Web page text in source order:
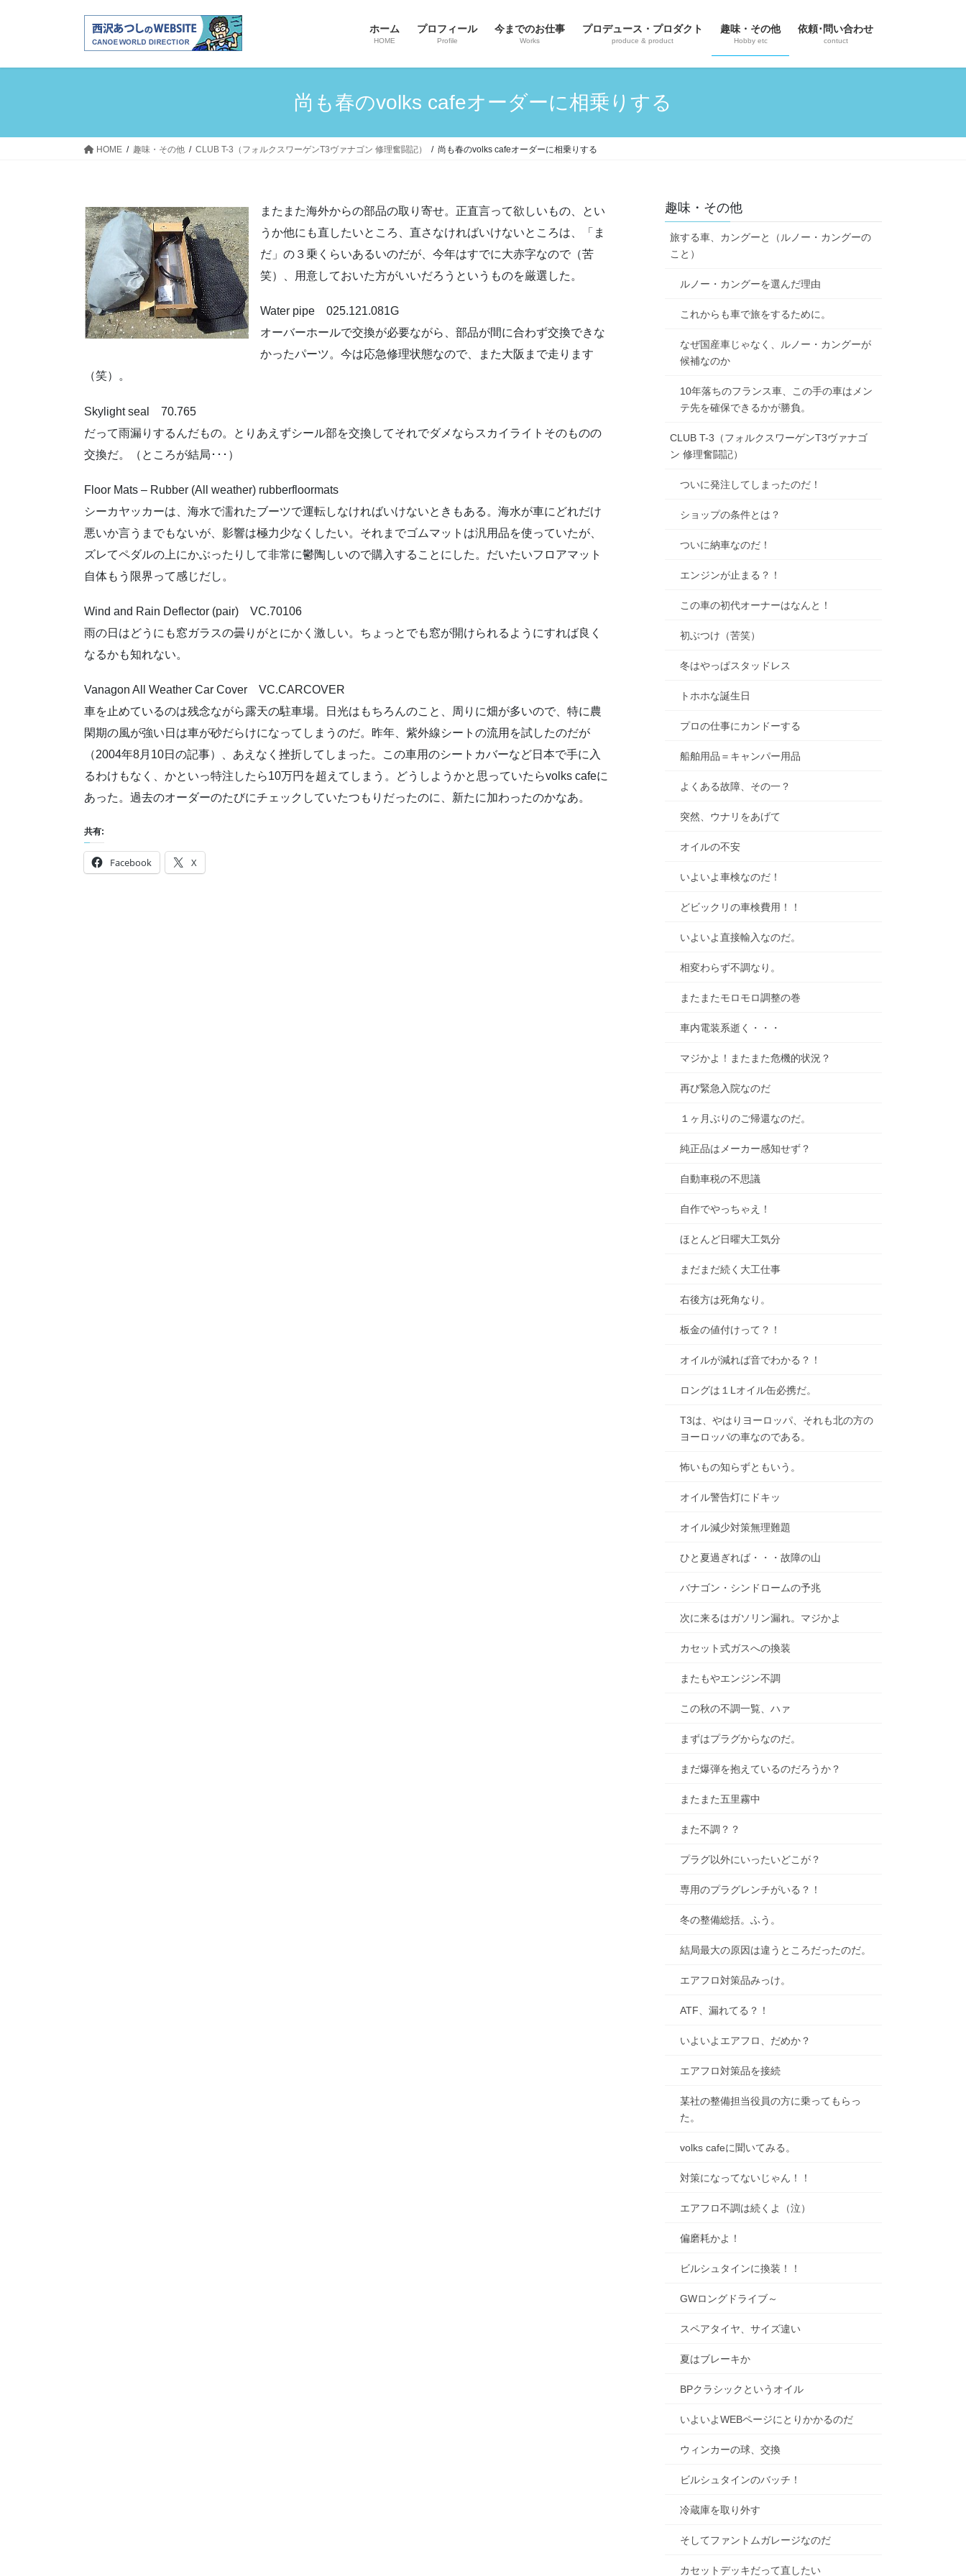
ホーム
HOME
プロフィール
Profile
今までのお仕事
Works
プロデュース・プロダクト
produce & product
趣味・その他
Hobby etc
依頼･問い合わせ
contuct
尚も春のvolks cafeオーダーに相乗りする
HOME 趣味・その他 CLUB T-3（フォルクスワーゲンT3ヴァナゴン 修理奮闘記） 尚も春のvolks cafeオーダーに相乗りする
またまた海外からの部品の取り寄せ。正直言って欲しいもの、とい
うか他にも直したいところ、直さなければいけないところは、「ま
だ」の３乗くらいあるいのだが、今年はすでに大赤字なので（苦
笑）、用意しておいた方がいいだろうというものを厳選した。
Water pipe 025.121.081G
オーバーホールで交換が必要ながら、部品が間に合わず交換できな
かったパーツ。今は応急修理状態なので、また大阪まで走ります
（笑）。
Skylight seal 70.765
だって雨漏りするんだもの。とりあえずシール部を交換してそれでダメならスカイライトそのものの
交換だ。（ところが結局･･･）
Floor Mats – Rubber (All weather) rubberfloormats
シーカヤッカーは、海水で濡れたブーツで運転しなければいけないときもある。海水が車にどれだけ
悪いか言うまでもないが、影響は極力少なくしたい。それまでゴムマットは汎用品を使っていたが、
ズレてペダルの上にかぶったりして非常に鬱陶しいので購入することにした。だいたいフロアマット
自体もう限界って感じだし。
Wind and Rain Deflector (pair) VC.70106
雨の日はどうにも窓ガラスの曇りがとにかく激しい。ちょっとでも窓が開けられるようにすれば良く
なるかも知れない。
Vanagon All Weather Car Cover VC.CARCOVER
車を止めているのは残念ながら露天の駐車場。日光はもちろんのこと、周りに畑が多いので、特に農
閑期の風が強い日は車が砂だらけになってしまうのだ。昨年、紫外線シートの流用を試したのだが
（2004年8月10日の記事）、あえなく挫折してしまった。この車用のシートカバーなど日本で手に入
るわけもなく、かといっ特注したら10万円を超えてしまう。どうしようかと思っていたらvolks cafeに
あった。過去のオーダーのたびにチェックしていたつもりだったのに、新たに加わったのかなあ。
共有:
Facebook X
趣味・その他
旅する車、カングーと（ルノー・カングーの
こと）
ルノー・カングーを選んだ理由
これからも車で旅をするために。
なぜ国産車じゃなく、ルノー・カングーが
候補なのか
10年落ちのフランス車、この手の車はメン
テ先を確保できるかが勝負。
CLUB T-3（フォルクスワーゲンT3ヴァナゴ
ン 修理奮闘記）
ついに発注してしまったのだ！
ショップの条件とは？
ついに納車なのだ！
エンジンが止まる？！
この車の初代オーナーはなんと！
初ぶつけ（苦笑）
冬はやっぱスタッドレス
トホホな誕生日
プロの仕事にカンドーする
船舶用品＝キャンパー用品
よくある故障、その一？
突然、ウナリをあげて
オイルの不安
いよいよ車検なのだ！
どビックリの車検費用！！
いよいよ直接輸入なのだ。
相変わらず不調なり。
またまたモロモロ調整の巻
車内電装系逝く・・・
マジかよ！またまた危機的状況？
再び緊急入院なのだ
１ヶ月ぶりのご帰還なのだ。
純正品はメーカー感知せず？
自動車税の不思議
自作でやっちゃえ！
ほとんど日曜大工気分
まだまだ続く大工仕事
右後方は死角なり。
板金の値付けって？！
オイルが減れば音でわかる？！
ロングは１Lオイル缶必携だ。
T3は、やはりヨーロッパ、それも北の方の
ヨーロッパの車なのである。
怖いもの知らずともいう。
オイル警告灯にドキッ
オイル減少対策無理難題
ひと夏過ぎれば・・・故障の山
バナゴン・シンドロームの予兆
次に来るはガソリン漏れ。マジかよ
カセット式ガスへの換装
またもやエンジン不調
この秋の不調一覧、ハァ
まずはプラグからなのだ。
まだ爆弾を抱えているのだろうか？
またまた五里霧中
また不調？？
プラグ以外にいったいどこが？
専用のプラグレンチがいる？！
冬の整備総括。ふう。
結局最大の原因は違うところだったのだ。
エアフロ対策品みっけ。
ATF、漏れてる？！
いよいよエアフロ、だめか？
エアフロ対策品を接続
某社の整備担当役員の方に乗ってもらっ
た。
volks cafeに聞いてみる。
対策になってないじゃん！！
エアフロ不調は続くよ（泣）
偏磨耗かよ！
ビルシュタインに換装！！
GWロングドライブ～
スペアタイヤ、サイズ違い
夏はブレーキか
BPクラシックというオイル
いよいよWEBページにとりかかるのだ
ウィンカーの球、交換
ビルシュタインのバッチ！
冷蔵庫を取り外す
そしてファントムガレージなのだ
カセットデッキだって直したい